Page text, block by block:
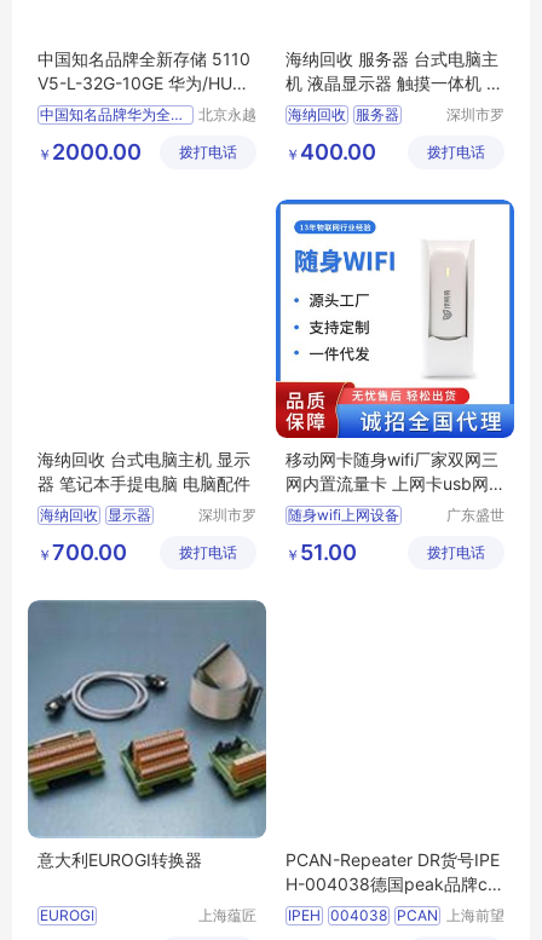
中国知名品牌全新存储 5110
V5-L-32G-10GE 华为/HUA
WEI
中国知名品牌华为全新存储
10GE 华为 HUAWEI
北京永越
有限公司
￥ 2000.00 拨打电话
海纳回收 服务器 台式电脑主
机 液晶显示器 触摸一体机 电
脑配件
海纳回收
服务器
液晶显示器 电脑配件
深圳市罗
汇旧货市
￥ 400.00 拨打电话
海纳回收 台式电脑主机 显示
器 笔记本手提电脑 电脑配件
海纳回收
显示器
电脑配件
深圳市罗
汇旧货市
￥ 700.00 拨打电话
移动网卡随身wifi厂家双网三
网内置流量卡 上网卡usb网
卡大量批发
随身wifi上网设备
随身WiFi厂家
广东盛世
技术有限
￥ 51.00 拨打电话
意大利EUROGI转换器
EUROGI
上海蕴匠
PCAN-Repeater DR货号IPE
H-004038德国peak品牌ca
n中继器
IPEH 004038 PCAN 上海前望